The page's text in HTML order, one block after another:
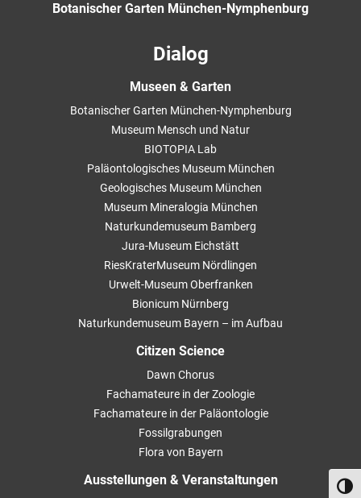
Botanischer Garten München-Nymphenburg
Dialog
Museen & Garten
Botanischer Garten München-Nymphenburg
Museum Mensch und Natur
BIOTOPIA Lab
Paläontologisches Museum München
Geologisches Museum München
Museum Mineralogia München
Naturkundemuseum Bamberg
Jura-Museum Eichstätt
RiesKraterMuseum Nördlingen
Urwelt-Museum Oberfranken
Bionicum Nürnberg
Naturkundemuseum Bayern – im Aufbau
Citizen Science
Dawn Chorus
Fachamateure in der Zoologie
Fachamateure in der Paläontologie
Fossilgrabungen
Flora von Bayern
Ausstellungen & Veranstaltungen